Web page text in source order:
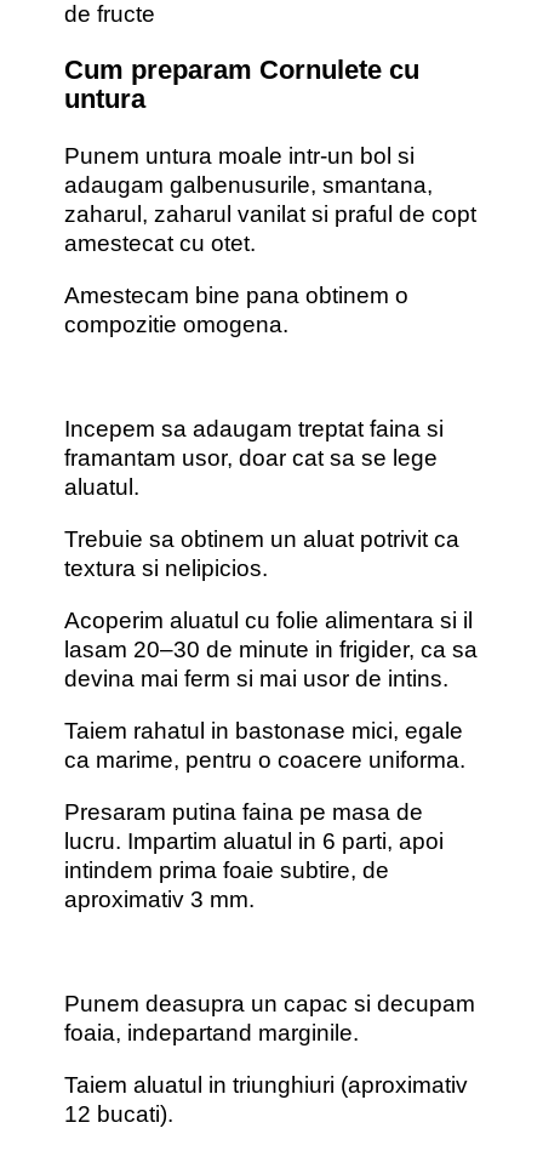
de fructe
Cum preparam Cornulete cu
untura
Punem untura moale intr-un bol si
adaugam galbenusurile, smantana,
zaharul, zaharul vanilat si praful de copt
amestecat cu otet.
Amestecam bine pana obtinem o
compozitie omogena.
Incepem sa adaugam treptat faina si
framantam usor, doar cat sa se lege
aluatul.
Trebuie sa obtinem un aluat potrivit ca
textura si nelipicios.
Acoperim aluatul cu folie alimentara si il
lasam 20–30 de minute in frigider, ca sa
devina mai ferm si mai usor de intins.
Taiem rahatul in bastonase mici, egale
ca marime, pentru o coacere uniforma.
Presaram putina faina pe masa de
lucru. Impartim aluatul in 6 parti, apoi
intindem prima foaie subtire, de
aproximativ 3 mm.
Punem deasupra un capac si decupam
foaia, indepartand marginile.
Taiem aluatul in triunghiuri (aproximativ
12 bucati).